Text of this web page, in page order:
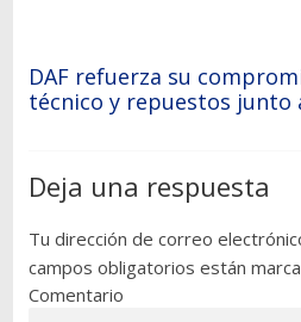
DAF refuerza su
técnico y repuestos junto
Deja una respuesta
Tu dirección de correo
campos obligatorios están
Comentario